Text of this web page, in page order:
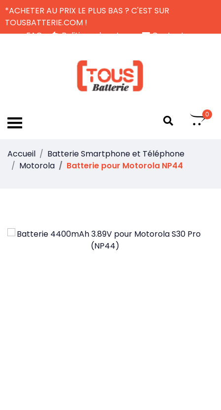
*ACHETER AU PRIX LE PLUS BAS ? C'EST SUR
TOUSBATTERIE.COM !
FAQ
Politique de retour
Contactez-nous
0
Accueil
Batterie Smartphone et Téléphone
Motorola
Batterie pour Motorola NP44